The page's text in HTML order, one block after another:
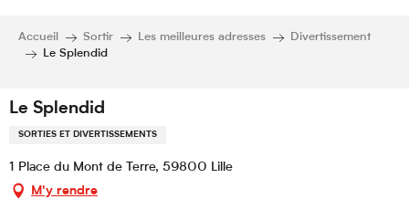
Accueil Sortir Les meilleures adresses
Divertissement
Le Splendid
Le Splendid
SORTIES ET DIVERTISSEMENTS
1 Place du Mont de Terre, 59800 Lille
M'y rendre